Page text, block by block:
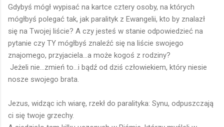
Gdybyś mógł wypisać na kartce cztery osoby, na których
mógłbyś polegać tak, jak paralityk z Ewangelii, kto by znalazł
się na Twojej liście? A czy jesteś w stanie odpowiedzieć na
pytanie czy TY mógłbyś znaleźć się na liście swojego
znajomego, przyjaciela...a może kogoś z rodziny?
Jeżeli nie...zmień to...i bądź od dziś człowiekiem, który niesie
nosze swojego brata.
Jezus, widząc ich wiarę, rzekł do paralityka: Synu, odpuszczają
ci się twoje grzechy.